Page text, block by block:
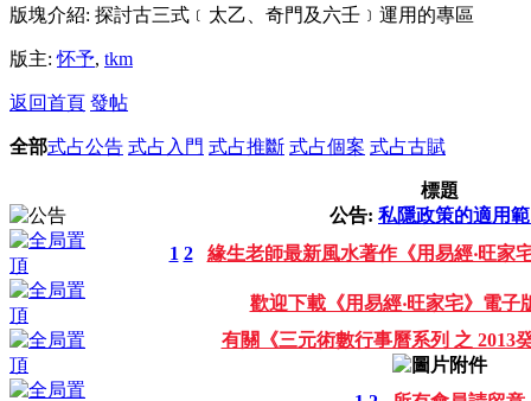
版塊介紹: 探討古三式﹝太乙、奇門及六壬﹞運用的專區
版主:怀予, tkm
返回首頁 發帖
全部式占公告 式占入門 式占推斷 式占個案 式占古賦
標題
公告: 私隱政策的適用
1 2 緣生老師最新風水著作《用易經‧旺家
歡迎下載《用易經‧旺家宅》電子
有關《三元術數行事曆系列 之 2013